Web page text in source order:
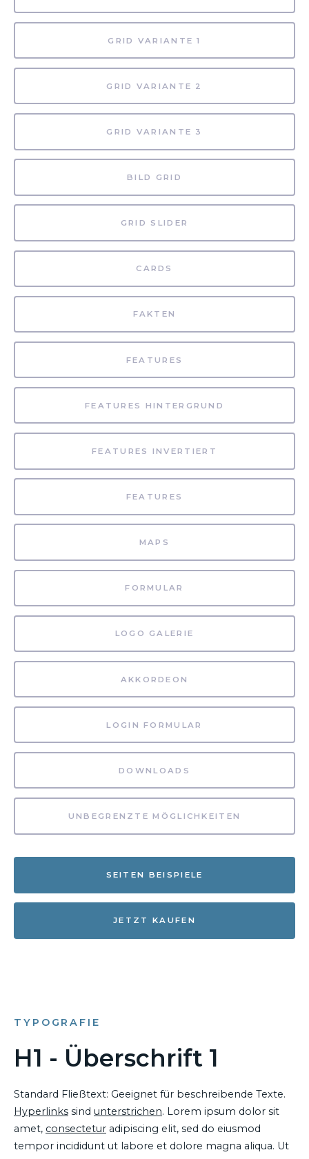
GRID VARIANTE 1
GRID VARIANTE 2
GRID VARIANTE 3
BILD GRID
GRID SLIDER
CARDS
FAKTEN
FEATURES
FEATURES HINTERGRUND
FEATURES INVERTIERT
FEATURES
MAPS
FORMULAR
LOGO GALERIE
AKKORDEON
LOGIN FORMULAR
DOWNLOADS
UNBEGRENZTE MÖGLICHKEITEN
SEITEN BEISPIELE
JETZT KAUFEN
TYPOGRAFIE
H1 - Überschrift 1
Standard Fließtext: Geeignet für beschreibende Texte.
Hyperlinks sind unterstrichen. Lorem ipsum dolor sit
amet, consectetur adipiscing elit, sed do eiusmod
tempor incididunt ut labore et dolore magna aliqua. Ut